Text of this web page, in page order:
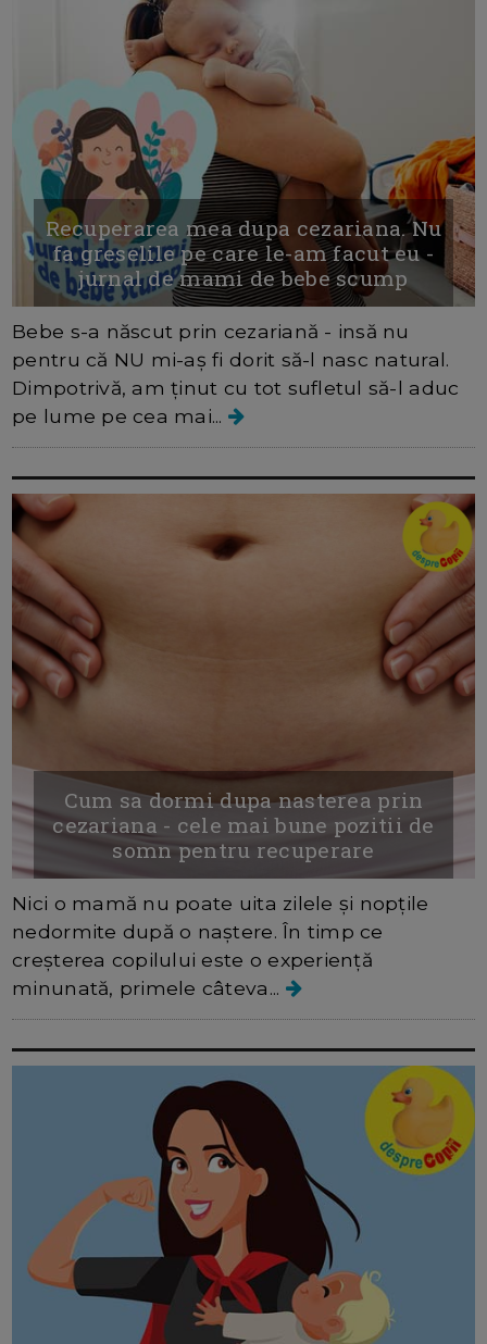
Recuperarea mea dupa cezariana. Nu
fa greselile pe care le-am facut eu -
jurnal de mami de bebe scump
Bebe s-a născut prin cezariană - insă nu
pentru că NU mi-aș fi dorit să-l nasc natural.
Dimpotrivă, am ținut cu tot sufletul să-l aduc
pe lume pe cea mai...
Cum sa dormi dupa nasterea prin
cezariana - cele mai bune pozitii de
somn pentru recuperare
Nici o mamă nu poate uita zilele și nopțile
nedormite după o naștere. În timp ce
creșterea copilului este o experiență
minunată, primele câteva...